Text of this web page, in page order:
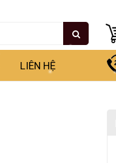
LIÊN HỆ